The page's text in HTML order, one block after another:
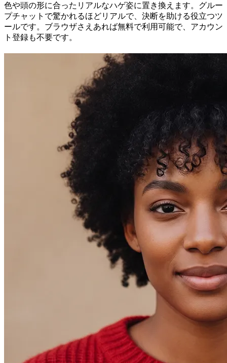
色や頭の形に合ったリアルなハゲ姿に置き換えます。グルー
プチャットで驚かれるほどリアルで、決断を助ける役立つツ
ールです。ブラウザさえあれば無料で利用可能で、アカウン
ト登録も不要です。